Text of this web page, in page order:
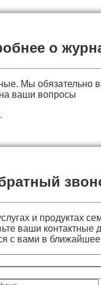
о
Мы обязательно
ваши вопросы
и продуктах
ваши
с вами в